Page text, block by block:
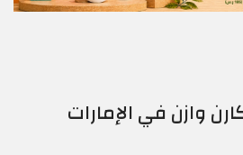
وازن في الإمارات